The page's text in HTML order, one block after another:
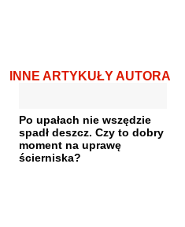
INNE ARTYKUŁY AUTORA
Po upałach nie wszędzie
spadł deszcz. Czy to dobry
moment na uprawę
ścierniska?